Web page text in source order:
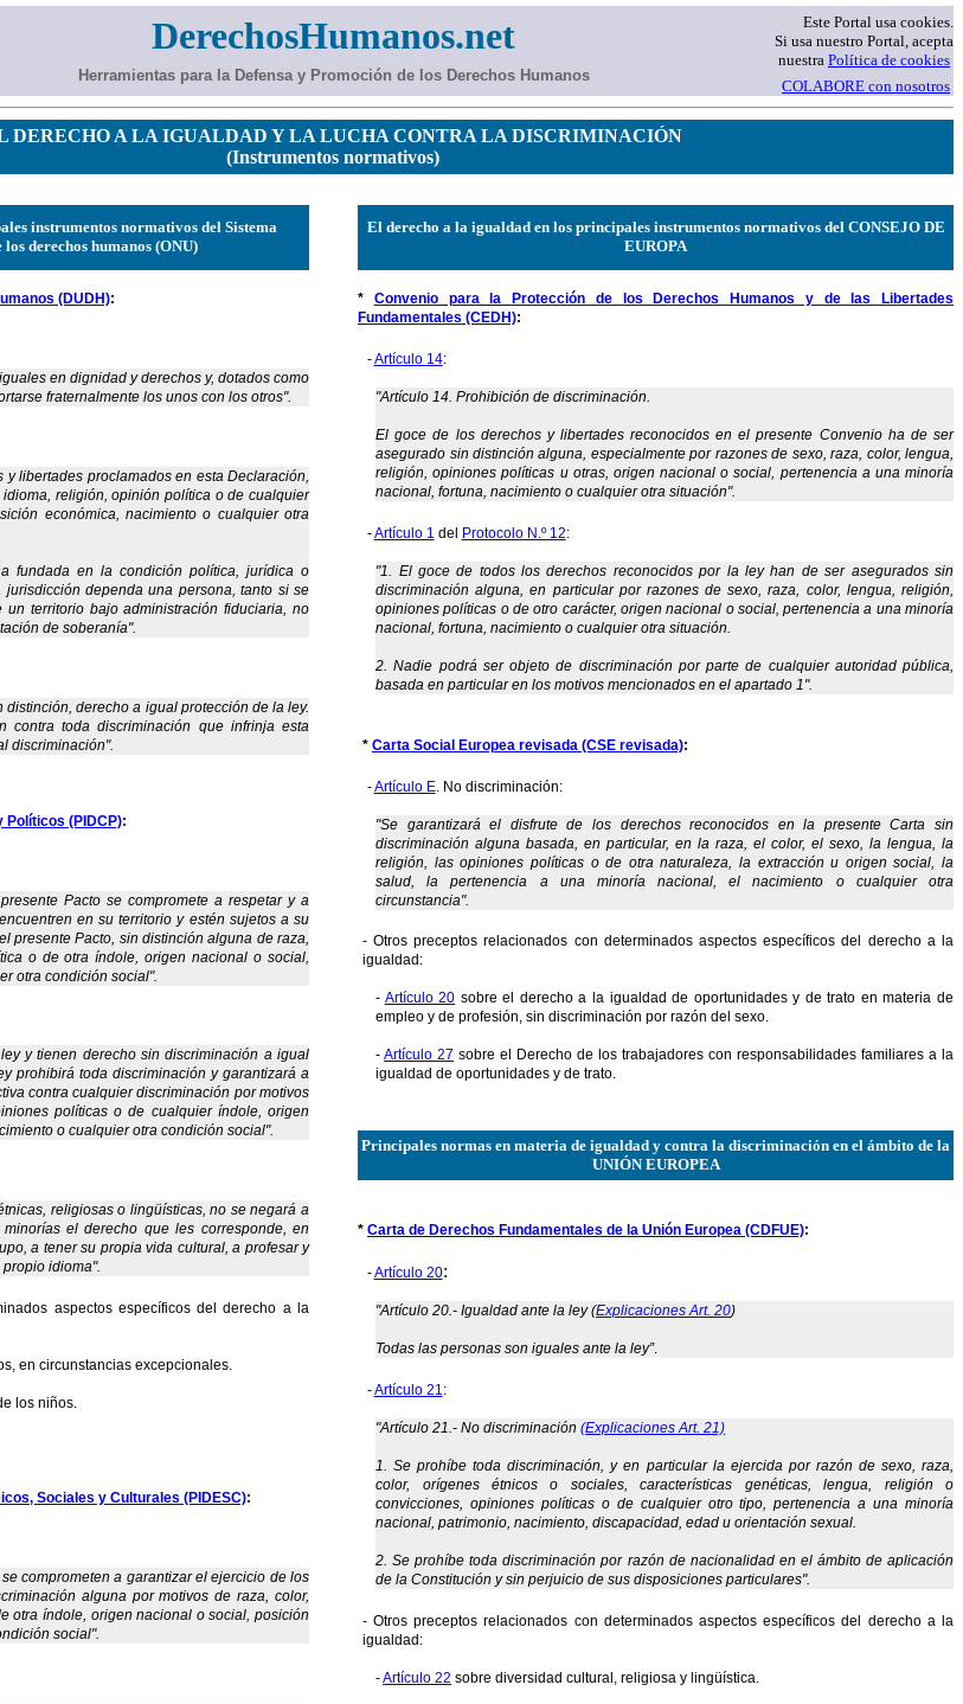
DerechosHumanos.net
Herramientas para la Defensa y Promoción de los Derechos Humanos
Este Portal usa cookies.
Si usa nuestro Portal, acepta
nuestra Política de cookies
COLABORE con nosotros
DERECHO A LA IGUALDAD Y LA LUCHA CONTRA LA DISCRIMINACIÓN
(Instrumentos normativos)
instrumentos normativos del Sistema
derechos humanos (ONU)
(DUDH):
en dignidad y derechos y, dotados como
fraternalmente los unos con los otros".
libertades proclamados en esta Declaración,
religión, opinión política o de cualquier
económica, nacimiento o cualquier otra
fundada en la condición política, jurídica o
dependa una persona, tanto si se
territorio bajo administración fiduciaria, no
de soberanía".
derecho a igual protección de la ley.
contra toda discriminación que infrinja esta
discriminación".
Políticos (PIDCP):
Pacto se compromete a respetar y a
en su territorio y estén sujetos a su
presente Pacto, sin distinción alguna de raza,
o de otra índole, origen nacional o social,
otra condición social".
y tienen derecho sin discriminación a igual
prohibirá toda discriminación y garantizará a
contra cualquier discriminación por motivos
políticas o de cualquier índole, origen
o cualquier otra condición social".
religiosas o lingüísticas, no se negará a
el derecho que les corresponde, en
a tener su propia vida cultural, a profesar y
idioma".
aspectos específicos del derecho a la
en circunstancias excepcionales.
los niños.
Sociales y Culturales (PIDESC):
comprometen a garantizar el ejercicio de los
alguna por motivos de raza, color,
otra índole, origen nacional o social, posición
social".
El derecho a la igualdad en los principales instrumentos normativos del CONSEJO DE
EUROPA
* Convenio para la Protección de los Derechos Humanos y de las Libertades
Fundamentales (CEDH):
-Artículo 14:
"Artículo 14. Prohibición de discriminación.
El goce de los derechos y libertades reconocidos en el presente Convenio ha de ser
asegurado sin distinción alguna, especialmente por razones de sexo, raza, color, lengua,
religión, opiniones políticas u otras, origen nacional o social, pertenencia a una minoría
nacional, fortuna, nacimiento o cualquier otra situación".
-Artículo 1 del Protocolo N.º 12:
"1. El goce de todos los derechos reconocidos por la ley han de ser asegurados sin
discriminación alguna, en particular por razones de sexo, raza, color, lengua, religión,
opiniones políticas o de otro carácter, origen nacional o social, pertenencia a una minoría
nacional, fortuna, nacimiento o cualquier otra situación.
2. Nadie podrá ser objeto de discriminación por parte de cualquier autoridad pública,
basada en particular en los motivos mencionados en el apartado 1".
* Carta Social Europea revisada (CSE revisada):
-Artículo E. No discriminación:
"Se garantizará el disfrute de los derechos reconocidos en la presente Carta sin
discriminación alguna basada, en particular, en la raza, el color, el sexo, la lengua, la
religión, las opiniones políticas o de otra naturaleza, la extracción u origen social, la
salud, la pertenencia a una minoría nacional, el nacimiento o cualquier otra
circunstancia".
- Otros preceptos relacionados con determinados aspectos específicos del derecho a la
igualdad:
- Artículo 20 sobre el derecho a la igualdad de oportunidades y de trato en materia de
empleo y de profesión, sin discriminación por razón del sexo.
-Artículo 27 sobre el Derecho de los trabajadores con responsabilidades familiares a la
igualdad de oportunidades y de trato.
Principales normas en materia de igualdad y contra la discriminación en el ámbito de la
UNIÓN EUROPEA
* Carta de Derechos Fundamentales de la Unión Europea (CDFUE):
-Artículo 20:
"Artículo 20.- Igualdad ante la ley (Explicaciones Art. 20)
Todas las personas son iguales ante la ley”.
-Artículo 21 :
"Artículo 21.- No discriminación(Explicaciones Art. 21)
1. Se prohíbe toda discriminación, y en particular la ejercida por razón de sexo, raza,
color, orígenes étnicos o sociales, características genéticas, lengua, religión o
convicciones, opiniones políticas o de cualquier otro tipo, pertenencia a una minoría
nacional, patrimonio, nacimiento, discapacidad, edad u orientación sexual.
2. Se prohíbe toda discriminación por razón de nacionalidad en el ámbito de aplicación
de la Constitución y sin perjuicio de sus disposiciones particulares".
- Otros preceptos relacionados con determinados aspectos específicos del derecho a la
igualdad:
-Artículo 22 sobre diversidad cultural, religiosa y lingüística.